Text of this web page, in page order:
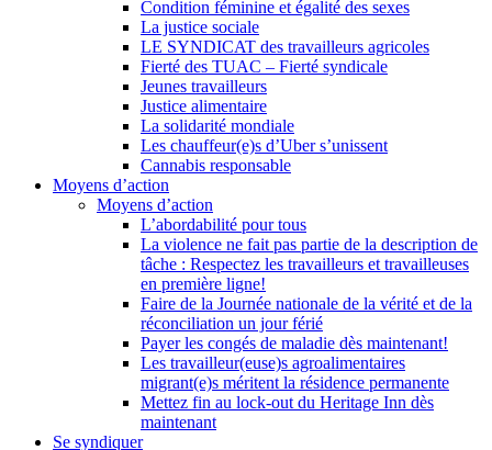
Condition féminine et égalité des sexes
La justice sociale
LE SYNDICAT des travailleurs agricoles
Fierté des TUAC – Fierté syndicale
Jeunes travailleurs
Justice alimentaire
La solidarité mondiale
Les chauffeur(e)s d’Uber s’unissent
Cannabis responsable
Moyens d’action
Moyens d’action
L’abordabilité pour tous
La violence ne fait pas partie de la description de
tâche : Respectez les travailleurs et travailleuses
en première ligne!
Faire de la Journée nationale de la vérité et de la
réconciliation un jour férié
Payer les congés de maladie dès maintenant!
Les travailleur(euse)s agroalimentaires
migrant(e)s méritent la résidence permanente
Mettez fin au lock-out du Heritage Inn dès
maintenant
Se syndiquer